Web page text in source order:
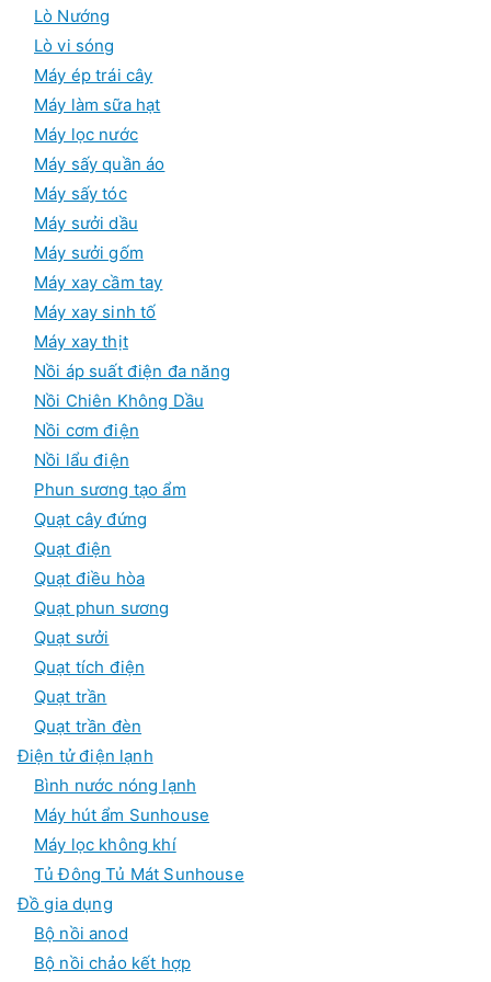
Lò Nướng
Lò vi sóng
Máy ép trái cây
Máy làm sữa hạt
Máy lọc nước
Máy sấy quần áo
Máy sấy tóc
Máy sưởi dầu
Máy sưởi gốm
Máy xay cầm tay
Máy xay sinh tố
Máy xay thịt
Nồi áp suất điện đa năng
Nồi Chiên Không Dầu
Nồi cơm điện
Nồi lẩu điện
Phun sương tạo ẩm
Quạt cây đứng
Quạt điện
Quạt điều hòa
Quạt phun sương
Quạt sưởi
Quạt tích điện
Quạt trần
Quạt trần đèn
Điện tử điện lạnh
Bình nước nóng lạnh
Máy hút ẩm Sunhouse
Máy lọc không khí
Tủ Đông Tủ Mát Sunhouse
Đồ gia dụng
Bộ nồi anod
Bộ nồi chảo kết hợp